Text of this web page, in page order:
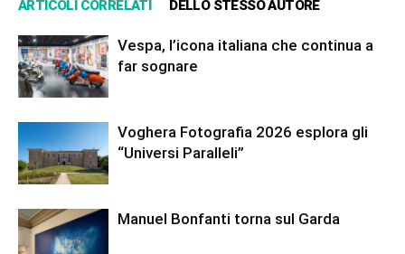
ARTICOLI CORRELATI DELLO STESSO AUTORE
Vespa, l’icona italiana che continua a
far sognare
Voghera Fotografia 2026 esplora gli
“Universi Paralleli”
Manuel Bonfanti torna sul Garda